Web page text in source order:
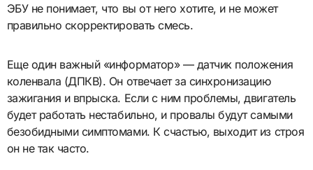
ЭБУ не понимает, что вы от него хотите, и не может
правильно скорректировать смесь.
Еще один важный «информатор» — датчик положения
коленвала (ДПКВ). Он отвечает за синхронизацию
зажигания и впрыска. Если с ним проблемы, двигатель
будет работать нестабильно, и провалы будут самыми
безобидными симптомами. К счастью, выходит из строя
он не так часто.